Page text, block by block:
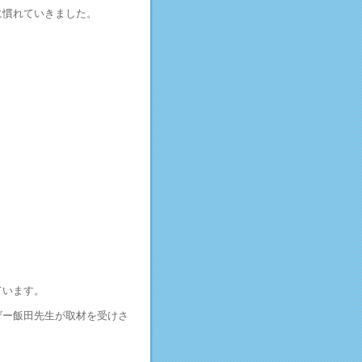
れていきました。
ます。
飯田先生が取材を受けさ